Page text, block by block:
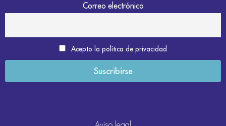
Correo electrónico
Acepto la política de privacidad